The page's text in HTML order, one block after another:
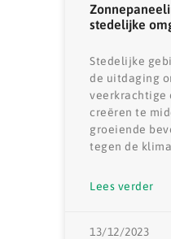
stedelijke
Stedelijke
de uitdaging
veerkrachtige
creëren te
groeiende
tegen de
Lees verder
13/12/2023